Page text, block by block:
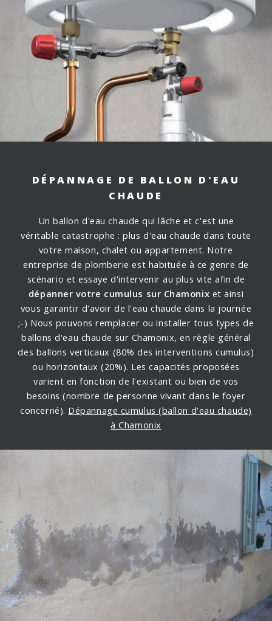
DÉPANNAGE DE BALLON D'EAU
CHAUDE
Un ballon d'eau chaude qui lâche et c'est une
véritable catastrophe : plus d'eau chaude dans toute
votre maison, chalet ou appartement. Notre
entreprise de plomberie est habituée à ce genre de
scénario et essaye d'intervenir au plus vite afin de
dépanner votre cumulus sur Chamonix et ainsi
vous garantir d'avoir de l'eau chaude dans la journée
;-) Nous pouvons remplacer ou installer tous types de
ballons d'eau chaude sur Chamonix, en règle général
des ballons verticaux (80% des interventions cumulus)
ou horizontaux (20%). Les capacités proposées
varient en fonction de l'existant ou bien de vos
besoins (nombre de personne vivant dans le foyer
concerné). Dépannage cumulus (ballon d'eau chaude)
à Chamonix